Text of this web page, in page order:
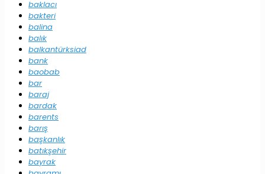
baklacı
bakteri
balina
balık
balkantürksiad
bank
baobab
bar
baraj
bardak
barents
barış
başkanlık
batıkşehir
bayrak